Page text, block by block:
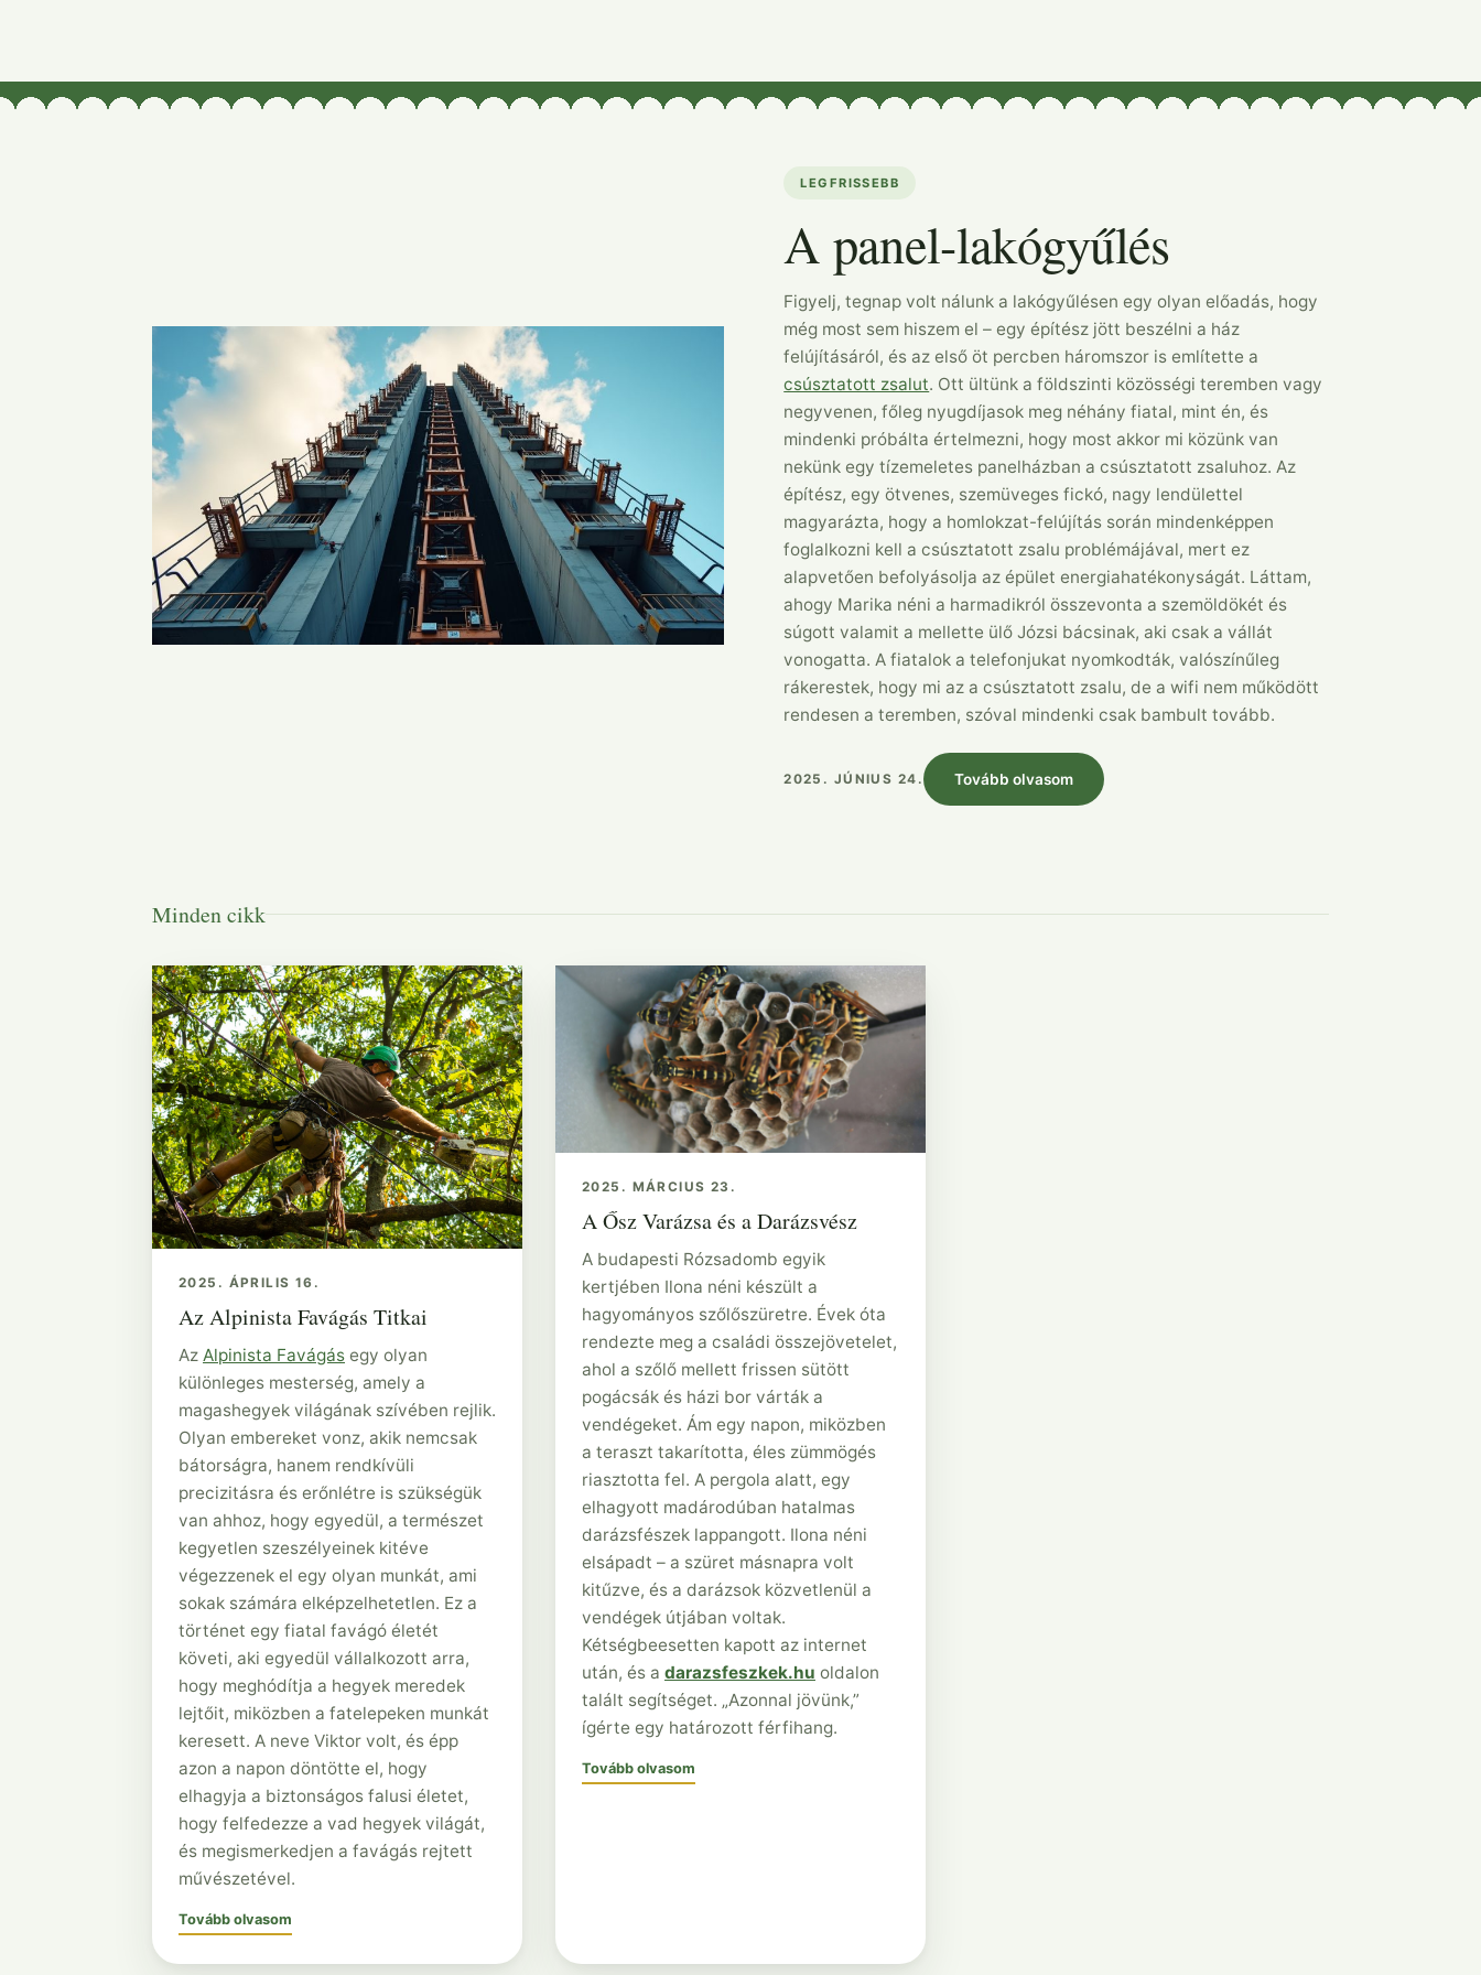
LEGFRISSEBB
A panel-lakógyűlés
Figyelj, tegnap volt nálunk a lakógyűlésen egy olyan előadás, hogy
még most sem hiszem el – egy építész jött beszélni a ház
felújításáról, és az első öt percben háromszor is említette a
csúsztatott zsalut. Ott ültünk a földszinti közösségi teremben vagy
negyvenen, főleg nyugdíjasok meg néhány fiatal, mint én, és
mindenki próbálta értelmezni, hogy most akkor mi közünk van
nekünk egy tízemeletes panelházban a csúsztatott zsaluhoz. Az
építész, egy ötvenes, szemüveges fickó, nagy lendülettel
magyarázta, hogy a homlokzat-felújítás során mindenképpen
foglalkozni kell a csúsztatott zsalu problémájával, mert ez
alapvetően befolyásolja az épület energiahatékonyságát. Láttam,
ahogy Marika néni a harmadikról összevonta a szemöldökét és
súgott valamit a mellette ülő Józsi bácsinak, aki csak a vállát
vonogatta. A fiatalok a telefonjukat nyomkodták, valószínűleg
rákerestek, hogy mi az a csúsztatott zsalu, de a wifi nem működött
rendesen a teremben, szóval mindenki csak bambult tovább.
2025. JÚNIUS 24. Tovább olvasom
Minden cikk
2025. ÁPRILIS 16.
Az Alpinista Favágás Titkai
Az Alpinista Favágás egy olyan
különleges mesterség, amely a
magashegyek világának szívében rejlik.
Olyan embereket vonz, akik nemcsak
bátorságra, hanem rendkívüli
precizitásra és erőnlétre is szükségük
van ahhoz, hogy egyedül, a természet
kegyetlen szeszélyeinek kitéve
végezzenek el egy olyan munkát, ami
sokak számára elképzelhetetlen. Ez a
történet egy fiatal favágó életét
követi, aki egyedül vállalkozott arra,
hogy meghódítja a hegyek meredek
lejtőit, miközben a fatelepeken munkát
keresett. A neve Viktor volt, és épp
azon a napon döntötte el, hogy
elhagyja a biztonságos falusi életet,
hogy felfedezze a vad hegyek világát,
és megismerkedjen a favágás rejtett
művészetével.
Tovább olvasom
2025. MÁRCIUS 23.
A Ősz Varázsa és a Darázsvész
A budapesti Rózsadomb egyik
kertjében Ilona néni készült a
hagyományos szőlőszüretre. Évek óta
rendezte meg a családi összejövetelet,
ahol a szőlő mellett frissen sütött
pogácsák és házi bor várták a
vendégeket. Ám egy napon, miközben
a teraszt takarította, éles zümmögés
riasztotta fel. A pergola alatt, egy
elhagyott madárodúban hatalmas
darázsfészek lappangott. Ilona néni
elsápadt – a szüret másnapra volt
kitűzve, és a darázsok közvetlenül a
vendégek útjában voltak.
Kétségbeesetten kapott az internet
után, és a darazsfeszkek.hu oldalon
talált segítséget. „Azonnal jövünk,”
ígérte egy határozott férfihang.
Tovább olvasom